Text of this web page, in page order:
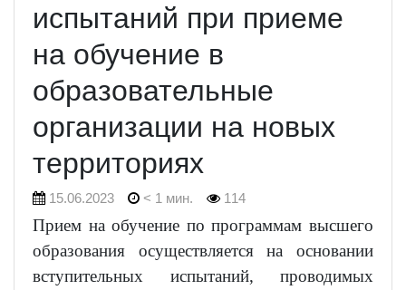
испытаний при приеме
на обучение в
образовательные
организации на новых
территориях
15.06.2023 < 1 мин. 114
Прием на обучение по программам высшего
образования осуществляется на основании
вступительных испытаний, проводимых